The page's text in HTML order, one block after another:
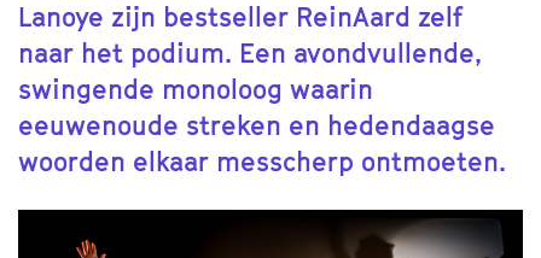
Lanoye zijn bestseller ReinAard zelf
naar het podium. Een avondvullende,
swingende monoloog waarin
eeuwenoude streken en hedendaagse
woorden elkaar messcherp ontmoeten.